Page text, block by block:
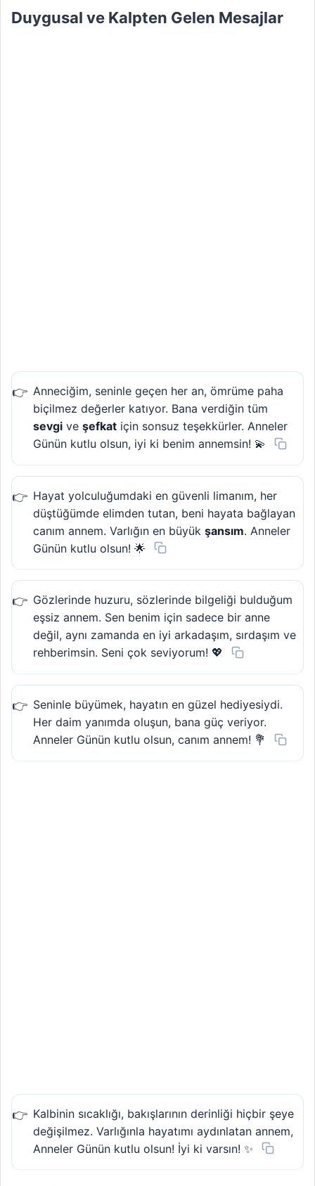
Duygusal ve Kalpten Gelen Mesajlar
Anneciğim, seninle geçen her an, ömrüme paha
biçilmez değerler katıyor. Bana verdiğin tüm
sevgi ve şefkat için sonsuz teşekkürler. Anneler
Günün kutlu olsun, iyi ki benim annemsin! 💫
Hayat yolculuğumdaki en güvenli limanım, her
düştüğümde elimden tutan, beni hayata bağlayan
canım annem. Varlığın en büyük şansım. Anneler
Günün kutlu olsun! 🌟
Gözlerinde huzuru, sözlerinde bilgeliği bulduğum
eşsiz annem. Sen benim için sadece bir anne
değil, aynı zamanda en iyi arkadaşım, sırdaşım ve
rehberimsin. Seni çok seviyorum! 💖
Seninle büyümek, hayatın en güzel hediyesiydi.
Her daim yanımda oluşun, bana güç veriyor.
Anneler Günün kutlu olsun, canım annem! 💐
Kalbinin sıcaklığı, bakışlarının derinliği hiçbir şeye
değişilmez. Varlığınla hayatımı aydınlatan annem,
Anneler Günün kutlu olsun! İyi ki varsın! ✨